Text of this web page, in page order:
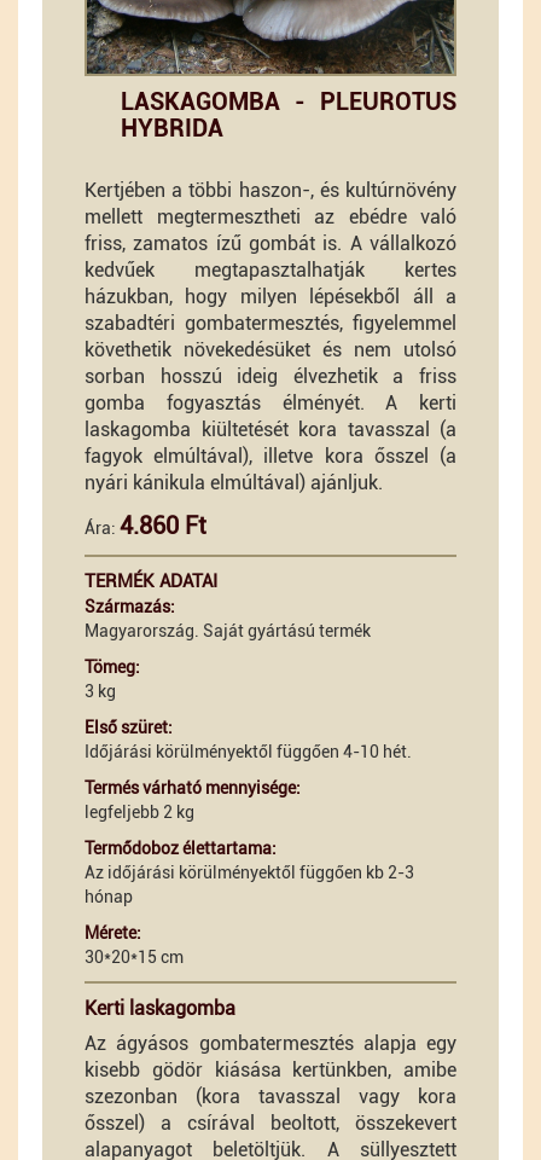
LASKAGOMBA - PLEUROTUS
HYBRIDA
Kertjében a többi haszon-, és kultúrnövény
mellett megtermesztheti az ebédre való
friss, zamatos ízű gombát is. A vállalkozó
kedvűek megtapasztalhatják kertes
házukban, hogy milyen lépésekből áll a
szabadtéri gombatermesztés, figyelemmel
követhetik növekedésüket és nem utolsó
sorban hosszú ideig élvezhetik a friss
gomba fogyasztás élményét. A kerti
laskagomba kiültetését kora tavasszal (a
fagyok elmúltával), illetve kora ősszel (a
nyári kánikula elmúltával) ajánljuk.
Ára: 4.860 Ft
TERMÉK ADATAI
Származás:
Magyarország. Saját gyártású termék
Tömeg:
3 kg
Első szüret:
Időjárási körülményektől függően 4-10 hét.
Termés várható mennyisége:
legfeljebb 2 kg
Termődoboz élettartama:
Az időjárási körülményektől függően kb 2-3
hónap
Mérete:
30*20*15 cm
Kerti laskagomba
Az ágyásos gombatermesztés alapja egy
kisebb gödör kiásása kertünkben, amibe
szezonban (kora tavasszal vagy kora
ősszel) a csírával beoltott, összekevert
alapanyagot beletöltjük. A süllyesztett